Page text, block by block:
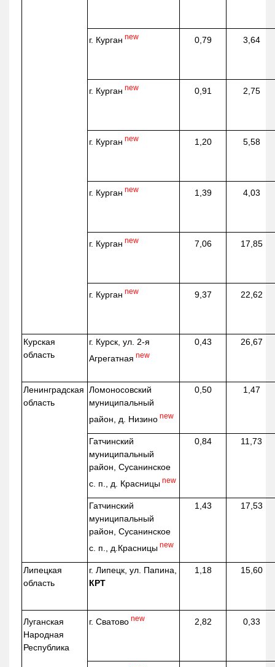
г. Курган new 0,79 3,64
г. Курган new 0,91 2,75
г. Курган new 1,20 5,58
г. Курган new 1,39 4,03
г. Курган new 7,06 17,85
г. Курган new 9,37 22,62
Курская
область
г. Курск, ул. 2-я
Агрегатная new
0,43 26,67
Ленинградская
область
Ломоносовский
муниципальный
район, д. Низино new
0,50 1,47
Гатчинский
муниципальный
район, Сусанинское
с. п., д. Красницы new
0,84 11,73
Гатчинский
муниципальный
район, Сусанинское
с. п., д.Красницы new
1,43 17,53
Липецкая
область
г. Липецк, ул. Папина,
КРТ
1,18 15,60
Луганская
Народная
Республика
г. Сватово new 2,82 0,33